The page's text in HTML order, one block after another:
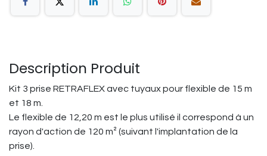
Description Produit
Kit 3 prise RETRAFLEX avec tuyaux pour flexible de 15 m
et 18 m.
Le flexible de 12,20 m est le plus utilisé il correspond à un
rayon d'action de 120 m² (suivant l'implantation de la
prise).